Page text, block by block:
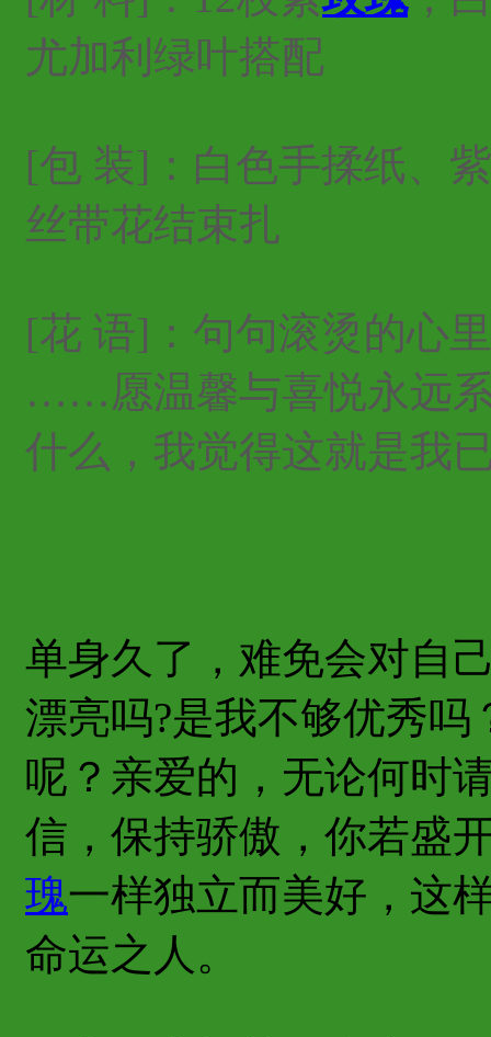
尤加利绿叶搭配
[包 装]：白色手揉纸、
丝带花结束扎
[花 语]：句句滚烫的心
……愿温馨与喜悦永远
什么，我觉得这就是我
单身久了，难免会对自
漂亮吗?是我不够优秀
呢？亲爱的，无论何时
信，保持骄傲，你若盛
瑰一样独立而美好，这
命运之人。